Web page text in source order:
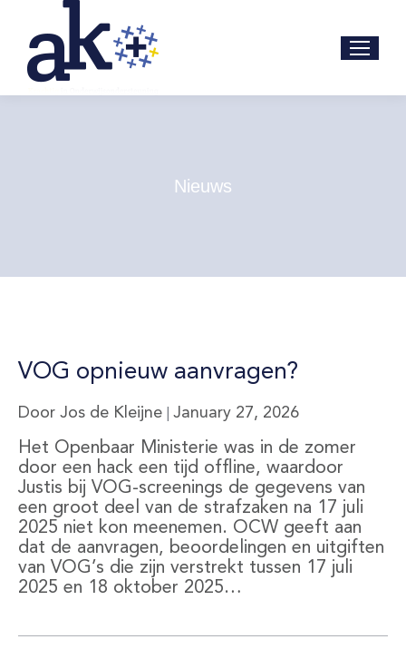
Nieuws
VOG opnieuw aanvragen?
Door Jos de Kleijne January 27, 2026
Het Openbaar Ministerie was in de zomer
door een hack een tijd offline, waardoor
Justis bij VOG-screenings de gegevens van
een groot deel van de strafzaken na 17 juli
2025 niet kon meenemen. OCW geeft aan
dat de aanvragen, beoordelingen en uitgiften
van VOG’s die zijn verstrekt tussen 17 juli
2025 en 18 oktober 2025…